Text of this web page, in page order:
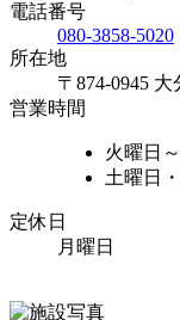
電話番号
080-3858-5020
所在地
〒874-0945
営業時間
火曜日
土曜日
定休日
月曜日